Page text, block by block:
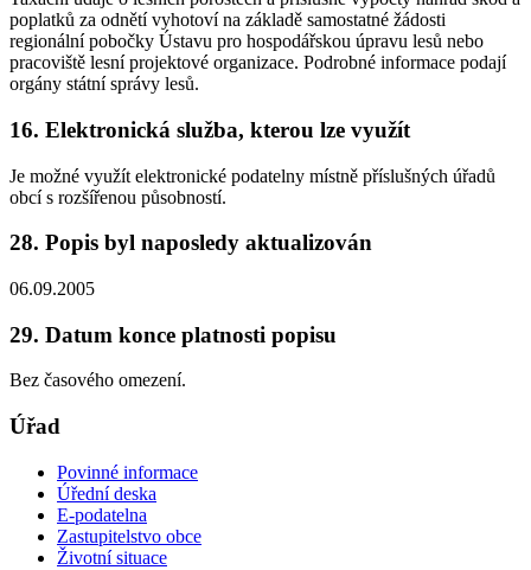
poplatků za odnětí vyhotoví na základě samostatné žádosti
regionální pobočky Ústavu pro hospodářskou úpravu lesů nebo
pracoviště lesní projektové organizace. Podrobné informace podají
orgány státní správy lesů.
16. Elektronická služba, kterou lze využít
Je možné využít elektronické podatelny místně příslušných úřadů
obcí s rozšířenou působností.
28. Popis byl naposledy aktualizován
06.09.2005
29. Datum konce platnosti popisu
Bez časového omezení.
Úřad
Povinné informace
Úřední deska
E-podatelna
Zastupitelstvo obce
Životní situace